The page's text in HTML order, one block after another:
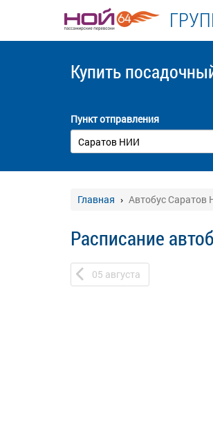
Купить
Пункт отправления
Главная Автобус Саратов
Расписание
05 августа